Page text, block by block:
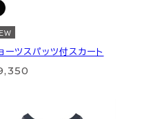
ーツスパッツ付スカート